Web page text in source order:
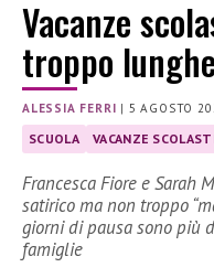
Vacanze
troppo
ALESSIA FERRI | 5 AGOSTO
SCUOLA VACANZE
Francesca Fiore e Sarah
satirico ma non troppo
giorni di pausa sono più
famiglie